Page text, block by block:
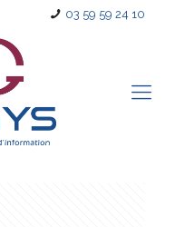
03 59 59 24 10